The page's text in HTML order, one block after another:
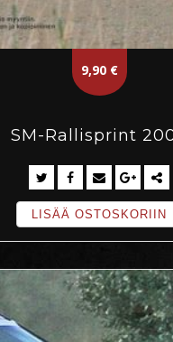
9,90 €
SM-Rallisprint
LISÄÄ OSTOSKORIIN